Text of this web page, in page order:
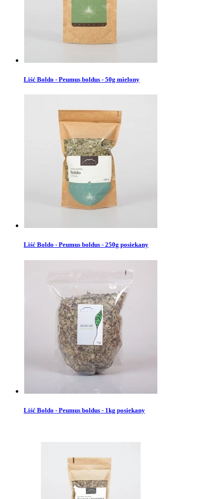
Liść Boldo - Peumus boldus - 50g mielony
Liść Boldo - Peumus boldus - 250g posiekany
Liść Boldo - Peumus boldus - 1kg posiekany